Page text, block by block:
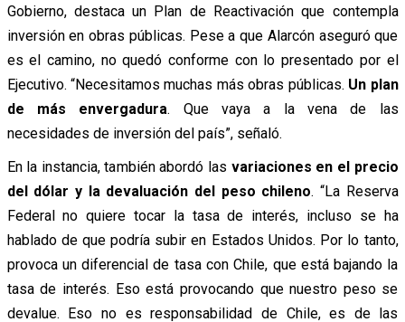
Gobierno, destaca un Plan de Reactivación que contempla
inversión en obras públicas. Pese a que Alarcón aseguró que
es el camino, no quedó conforme con lo presentado por el
Ejecutivo. “Necesitamos muchas más obras públicas. Un plan
de más envergadura. Que vaya a la vena de las
necesidades de inversión del país”, señaló.
En la instancia, también abordó las variaciones en el precio
del dólar y la devaluación del peso chileno. “La Reserva
Federal no quiere tocar la tasa de interés, incluso se ha
hablado de que podría subir en Estados Unidos. Por lo tanto,
provoca un diferencial de tasa con Chile, que está bajando la
tasa de interés. Eso está provocando que nuestro peso se
devalue. Eso no es responsabilidad de Chile, es de las